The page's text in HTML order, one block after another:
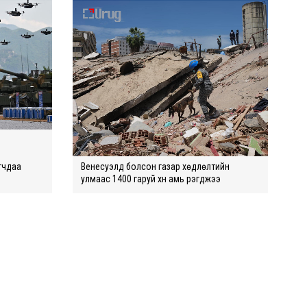
Венесуэлд болсон газар хөдлөлтийн
улмаас 1400 гаруй хүн амь үрэгджээ